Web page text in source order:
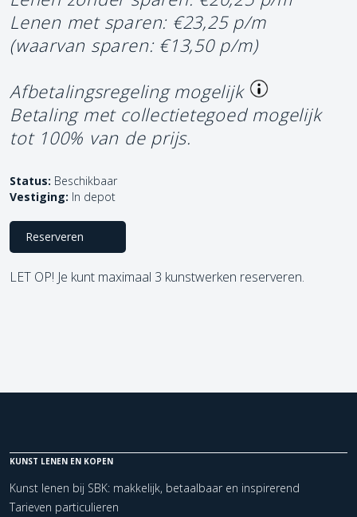
Lenen met sparen: €23,25 p/m
(waarvan sparen: €13,50 p/m)
Afbetalingsregeling mogelijk
Betaling met collectietegoed mogelijk
tot 100% van de prijs.
Status: Beschikbaar
Vestiging: In depot
Reserveren
LET OP! Je kunt maximaal 3 kunstwerken reserveren.
KUNST LENEN EN KOPEN
Kunst lenen bij SBK: makkelijk, betaalbaar en inspirerend
Tarieven particulieren